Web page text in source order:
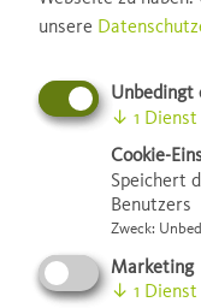
Gute
darum geht,
auch in die
unsere
Unbedingt
↓ 1 Dienst
Cookie-
Speichert
Benutzers
Zweck:
Marketing
↓ 1 Dienst